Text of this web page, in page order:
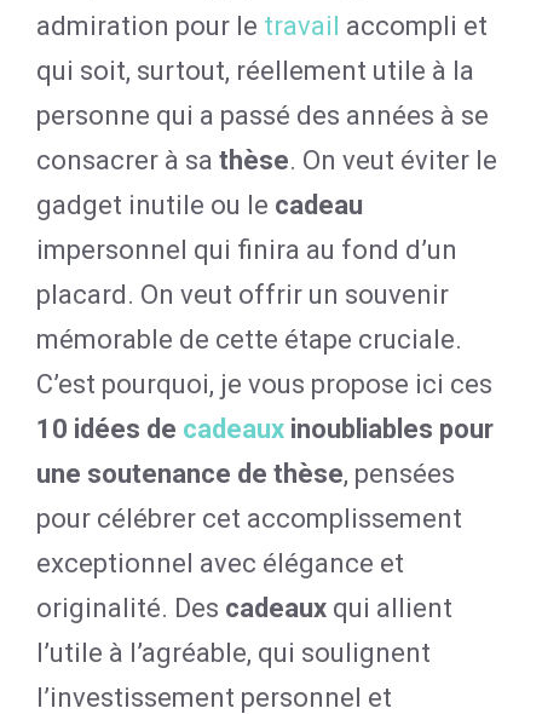
admiration pour le travail accompli et
qui soit, surtout, réellement utile à la
personne qui a passé des années à se
consacrer à sa thèse. On veut éviter le
gadget inutile ou le cadeau
impersonnel qui finira au fond d’un
placard. On veut offrir un souvenir
mémorable de cette étape cruciale.
C’est pourquoi, je vous propose ici ces
10 idées de cadeaux inoubliables pour
une soutenance de thèse, pensées
pour célébrer cet accomplissement
exceptionnel avec élégance et
originalité. Des cadeaux qui allient
l’utile à l’agréable, qui soulignent
l’investissement personnel et